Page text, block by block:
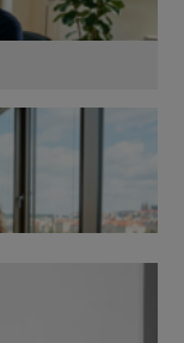
– jak na ně